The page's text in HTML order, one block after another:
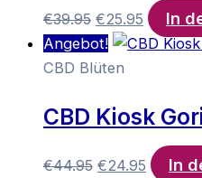
€39.95 Ursprünglicher
Preis
war:
€25.95
Preis
In
Angebot!
CBD Blüten
CBD Kiosk
€44.95 Ursprünglicher
€24.95 In